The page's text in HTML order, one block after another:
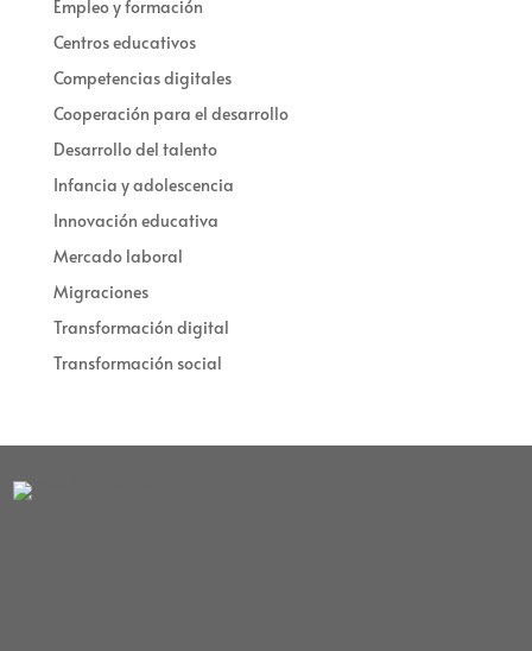
Empleo y formación
Centros educativos
Competencias digitales
Cooperación para el desarrollo
Desarrollo del talento
Infancia y adolescencia
Innovación educativa
Mercado laboral
Migraciones
Transformación digital
Transformación social